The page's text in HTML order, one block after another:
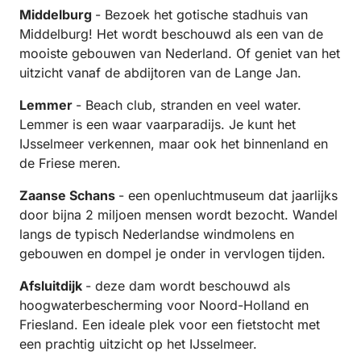
Middelburg - Bezoek het gotische stadhuis van
Middelburg! Het wordt beschouwd als een van de
mooiste gebouwen van Nederland. Of geniet van het
uitzicht vanaf de abdijtoren van de Lange Jan.
Lemmer - Beach club, stranden en veel water.
Lemmer is een waar vaarparadijs. Je kunt het
IJsselmeer verkennen, maar ook het binnenland en
de Friese meren.
Zaanse Schans - een openluchtmuseum dat jaarlijks
door bijna 2 miljoen mensen wordt bezocht. Wandel
langs de typisch Nederlandse windmolens en
gebouwen en dompel je onder in vervlogen tijden.
Afsluitdijk - deze dam wordt beschouwd als
hoogwaterbescherming voor Noord-Holland en
Friesland. Een ideale plek voor een fietstocht met
een prachtig uitzicht op het IJsselmeer.